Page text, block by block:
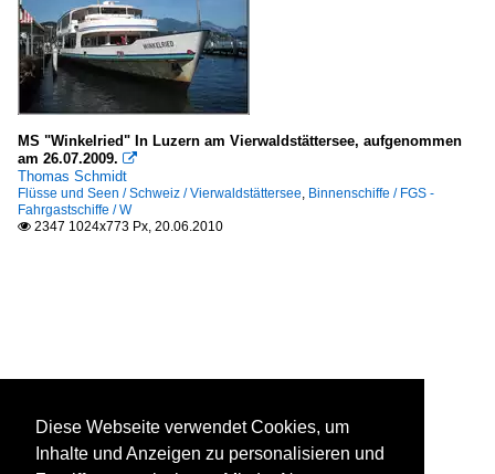
MS "Winkelried" In Luzern am Vierwaldstättersee, aufgenommen
am 26.07.2009. 
Thomas Schmidt
Flüsse und Seen / Schweiz / Vierwaldstättersee, Binnenschiffe / FGS -
Fahrgastschiffe / W
 2347 1024x773 Px, 20.06.2010
Diese Webseite verwendet Cookies, um
Inhalte und Anzeigen zu personalisieren und